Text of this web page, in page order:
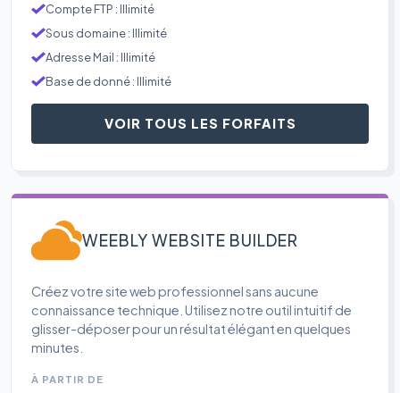
Compte FTP : Illimité
Sous domaine : Illimité
Adresse Mail : Illimité
Base de donné : Illimité
VOIR TOUS LES FORFAITS
WEEBLY WEBSITE BUILDER
Créez votre site web professionnel sans aucune
connaissance technique. Utilisez notre outil intuitif de
glisser-déposer pour un résultat élégant en quelques
minutes.
À PARTIR DE